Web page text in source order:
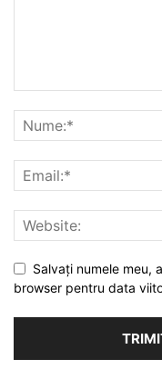
Salvați numele meu,
browser pentru data